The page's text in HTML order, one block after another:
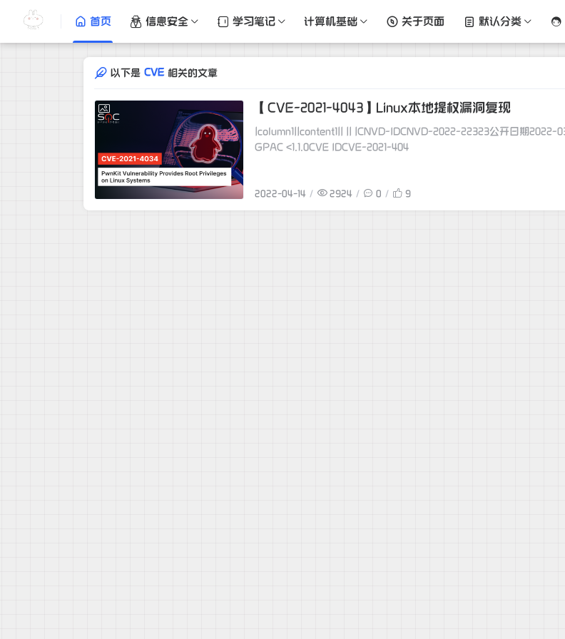
首页 信息安全 学习笔记 计算机基础 关于页面 默认分类
以下是 CVE 相关的文章
2022-04-14
【CVE-2021-4043】Linux本地提权漏洞复现
|column1||content1|| || |CNVD-IDCNVD-2022-22323公开日期2022-03-24危害级别中 (AV:N/AC:M/Au:N/C:N/I:N/A:P)影响产品GPAC
GPAC <1.1.0CVE IDCVE-2021-404
2022-04-14 2924 0 9